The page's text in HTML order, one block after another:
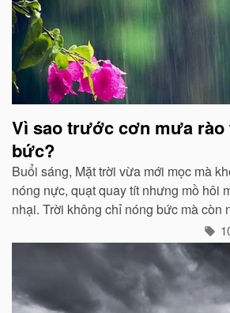
Vì sao trước cơn mưa
bức?
Buổi sáng, Mặt trời vừa mới mọc mà
nóng nực, quạt quay tít nhưng mồ hôi
nhại. Trời không chỉ nóng bức mà còn
chính là dấu hiệu bắt đẩu của một